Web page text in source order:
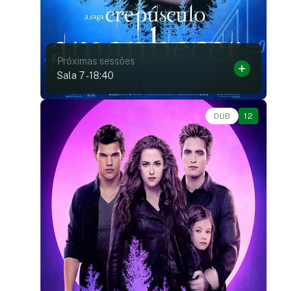
Próximas sessões
Sala 7-18:40
DUB 12
Romance • • 1h55